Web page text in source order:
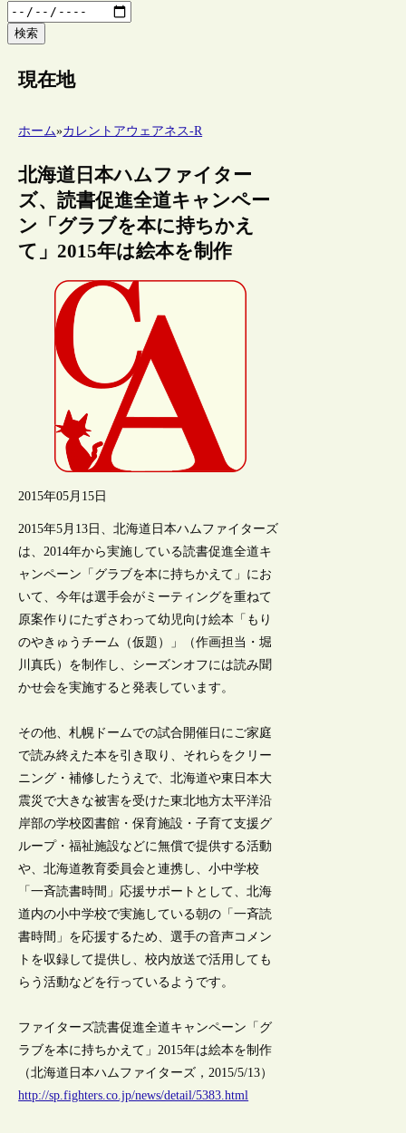
検索
現在地
ホーム»カレントアウェアネス-R
北海道日本ハムファイター
ズ、読書促進全道キャンペー
ン「グラブを本に持ちかえ
て」2015年は絵本を制作
2015年05月15日
2015年5月13日、北海道日本ハムファイターズ
は、2014年から実施している読書促進全道キ
ャンペーン「グラブを本に持ちかえて」にお
いて、今年は選手会がミーティングを重ねて
原案作りにたずさわって幼児向け絵本「もり
のやきゅうチーム（仮題）」（作画担当・堀
川真氏）を制作し、シーズンオフには読み聞
かせ会を実施すると発表しています。
その他、札幌ドームでの試合開催日にご家庭
で読み終えた本を引き取り、それらをクリー
ニング・補修したうえで、北海道や東日本大
震災で大きな被害を受けた東北地方太平洋沿
岸部の学校図書館・保育施設・子育て支援グ
ループ・福祉施設などに無償で提供する活動
や、北海道教育委員会と連携し、小中学校
「一斉読書時間」応援サポートとして、北海
道内の小中学校で実施している朝の「一斉読
書時間」を応援するため、選手の音声コメン
トを収録して提供し、校内放送で活用しても
らう活動などを行っているようです。
ファイターズ読書促進全道キャンペーン「グ
ラブを本に持ちかえて」2015年は絵本を制作
（北海道日本ハムファイターズ，2015/5/13）
http://sp.fighters.co.jp/news/detail/5383.html